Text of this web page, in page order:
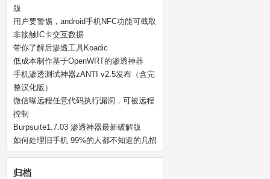
版
用户要警惕，android手机NFC功能可截取
非接触IC卡交互数据
带你了解后渗透工具Koadic
低成本制作基于OpenWRT的渗透神器
手机渗透测试神器zANTI v2.5发布（含完
整汉化版）
微信曝远程任意代码执行漏洞，可被远程
控制
Burpsuite1.7.03 渗透神器最新破解版
如何处理旧手机 99%的人都不知道的几招
归档